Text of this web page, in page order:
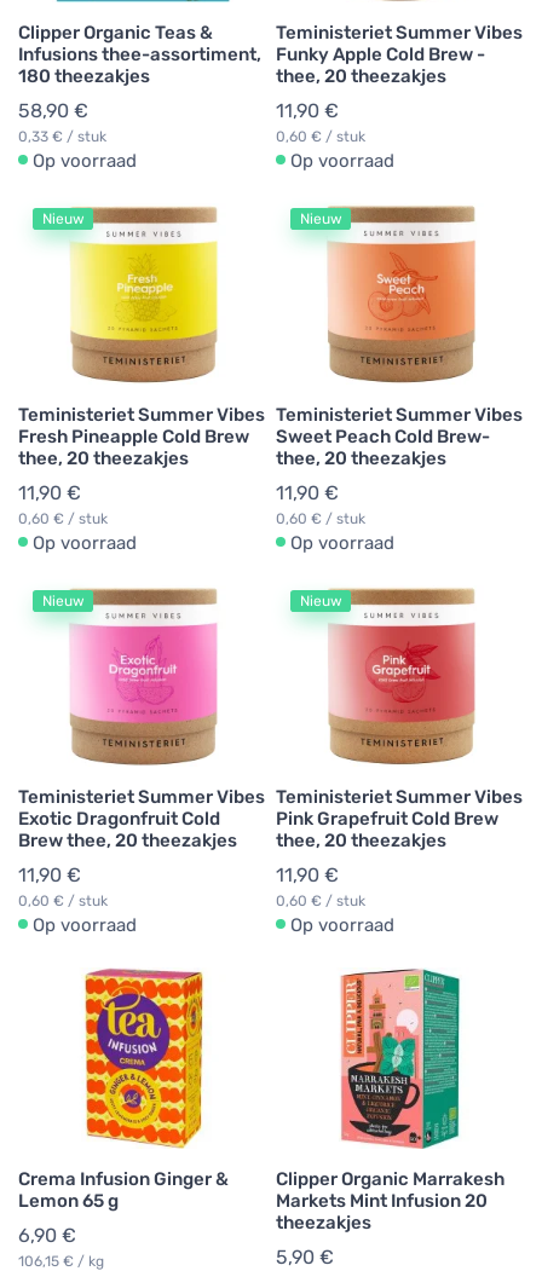
Clipper Organic Teas &
Infusions thee-assortiment,
180 theezakjes
58,90 €
0,33 € / stuk
Op voorraad
Teministeriet Summer Vibes
Funky Apple Cold Brew -
thee, 20 theezakjes
11,90 €
0,60 € / stuk
Op voorraad
Nieuw
Teministeriet Summer Vibes
Fresh Pineapple Cold Brew
thee, 20 theezakjes
11,90 €
0,60 € / stuk
Op voorraad
Nieuw
Teministeriet Summer Vibes
Sweet Peach Cold Brew-
thee, 20 theezakjes
11,90 €
0,60 € / stuk
Op voorraad
Nieuw
Teministeriet Summer Vibes
Exotic Dragonfruit Cold
Brew thee, 20 theezakjes
11,90 €
0,60 € / stuk
Op voorraad
Nieuw
Teministeriet Summer Vibes
Pink Grapefruit Cold Brew
thee, 20 theezakjes
11,90 €
0,60 € / stuk
Op voorraad
Crema Infusion Ginger &
Lemon 65 g
6,90 €
106,15 € / kg
Clipper Organic Marrakesh
Markets Mint Infusion 20
theezakjes
5,90 €